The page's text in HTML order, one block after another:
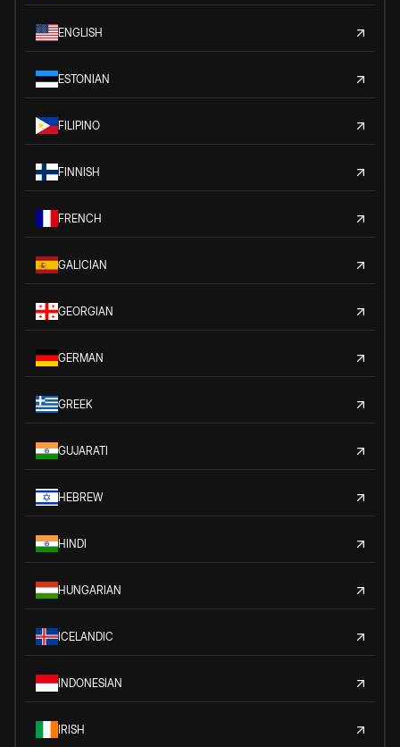
ENGLISH
ESTONIAN
FILIPINO
FINNISH
FRENCH
GALICIAN
GEORGIAN
GERMAN
GREEK
GUJARATI
HEBREW
HINDI
HUNGARIAN
ICELANDIC
INDONESIAN
IRISH